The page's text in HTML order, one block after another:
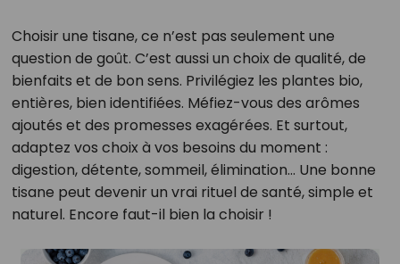
Choisir une tisane, ce n’est pas seulement une
question de goût. C’est aussi un choix de qualité, de
bienfaits et de bon sens. Privilégiez les plantes bio,
entières, bien identifiées. Méfiez-vous des arômes
ajoutés et des promesses exagérées. Et surtout,
adaptez vos choix à vos besoins du moment :
digestion, détente, sommeil, élimination… Une bonne
tisane peut devenir un vrai rituel de santé, simple et
naturel. Encore faut-il bien la choisir !